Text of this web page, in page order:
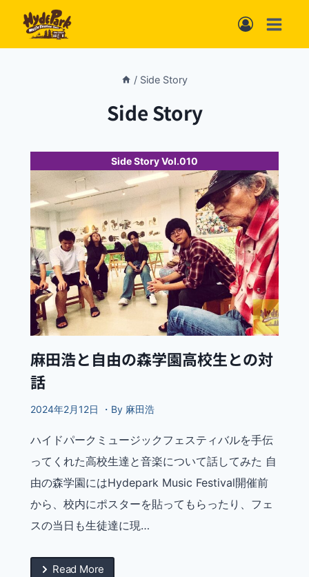
/ Side Story
Side Story
Side Story Vol.010
麻田浩と自由の森学園高校生との対
話
2024年2月12日 ・By 麻田浩
ハイドパークミュージックフェスティバルを手伝
ってくれた高校生達と音楽について話してみた 自
由の森学園にはHydepark Music Festival開催前
から、校内にポスターを貼ってもらったり、フェ
スの当日も生徒達に現…
Read More